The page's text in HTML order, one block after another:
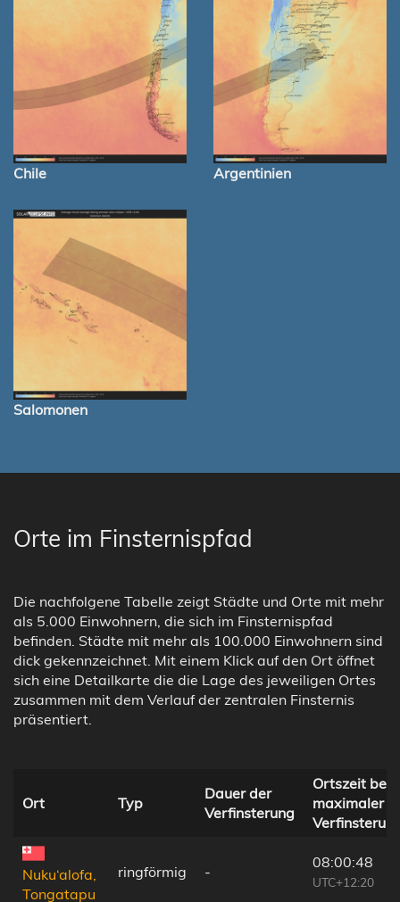
Chile Argentinien
Salomonen
Orte im Finsternispfad
Die nachfolgene Tabelle zeigt Städte und Orte mit mehr
als 5.000 Einwohnern, die sich im Finsternispfad
befinden. Städte mit mehr als 100.000 Einwohnern sind
dick gekennzeichnet. Mit einem Klick auf den Ort öffnet
sich eine Detailkarte die die Lage des jeweiligen Ortes
zusammen mit dem Verlauf der zentralen Finsternis
präsentiert.
Ort Typ
Dauer der
Verfinsterung
Ortszeit bei
maximaler
Nuku‘alofa,
Tongatapu
ringförmig -
08:00:48
UTC+12:20